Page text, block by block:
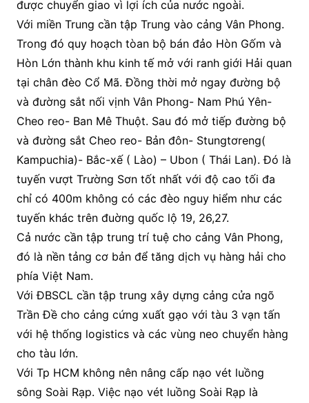
được chuyển giao vì lợi ích của nước ngoài.
Với miền Trung cần tập Trung vào cảng Vân Phong.
Trong đó quy hoạch tòan bộ bán đảo Hòn Gốm và
Hòn Lớn thành khu kinh tế mở với ranh giới Hải quan
tại chân đèo Cổ Mã. Đồng thời mở ngay đường bộ
và đường sắt nối vịnh Vân Phong- Nam Phú Yên-
Cheo reo- Ban Mê Thuột. Sau đó mở tiếp đường bộ
và đường sắt Cheo reo- Bản đôn- Stungtơreng(
Kampuchia)- Bắc-xế ( Lào) – Ubon ( Thái Lan). Đó là
tuyến vượt Trường Sơn tốt nhất với độ cao tối đa
chỉ có 400m không có các đèo nguy hiểm như các
tuyến khác trên đuờng quốc lộ 19, 26,27.
Cả nước cần tập trung trí tuệ cho cảng Vân Phong,
đó là nền tảng cơ bản để tăng dịch vụ hàng hải cho
phía Việt Nam.
Với ĐBSCL cần tập trung xây dựng cảng cửa ngõ
Trần Đề cho cảng cứng xuất gạo với tàu 3 vạn tấn
với hệ thống logistics và các vùng neo chuyển hàng
cho tàu lớn.
Với Tp HCM không nên nâng cấp nạo vét luồng
sông Soài Rạp. Việc nạo vét luồng Soài Rạp là